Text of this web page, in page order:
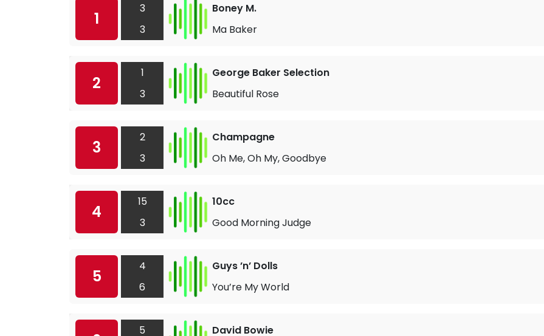
1
3
3
Boney M.
Ma Baker
2
1
3
George Baker Selection
Beautiful Rose
3
2
3
Champagne
Oh Me, Oh My, Goodbye
4
15
3
10cc
Good Morning Judge
5
4
6
Guys ’n’ Dolls
You’re My World
5
David Bowie